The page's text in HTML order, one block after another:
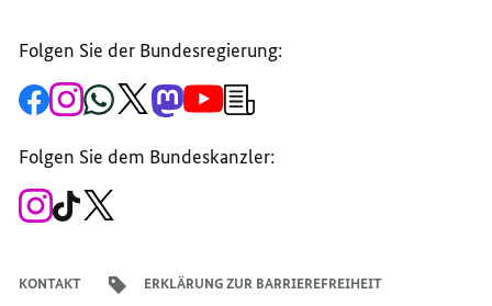
Folgen Sie der Bundesregierung:
Zur
Facebook-
Bundesregierung
Zum
Instagram-
der
Bundesregierung
Zum
WhatsApp-
der
Bundesregierung
Zum
X-
Regierungssprechers
Zum
Mastodon-
der
Bundesregierung
Zum
YouTube-
Bundesregierung
Anmeldung
Folgen Sie dem Bundeskanzler:
Zum
Instagram-
Zum
TikTok-
KONTAKT ERKLÄRUNG ZUR BARRIEREFREIHEIT